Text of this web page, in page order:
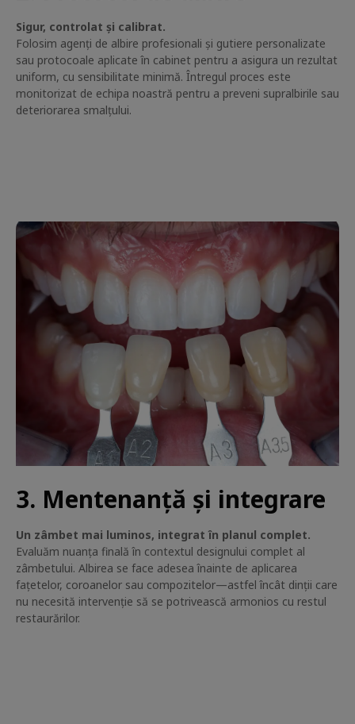
Sigur, controlat și calibrat.
Folosim agenți de albire profesionali și gutiere personalizate
sau protocoale aplicate în cabinet pentru a asigura un rezultat
uniform, cu sensibilitate minimă. Întregul proces este
monitorizat de echipa noastră pentru a preveni supralbirile sau
deteriorarea smalțului.
3. Mentenanță și integrare
Un zâmbet mai luminos, integrat în planul complet.
Evaluăm nuanța finală în contextul designului complet al
zâmbetului. Albirea se face adesea înainte de aplicarea
fațetelor, coroanelor sau compozitelor—astfel încât dinții care
nu necesită intervenție să se potrivească armonios cu restul
restaurărilor.